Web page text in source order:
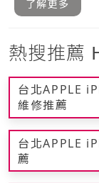
了解更多
熱搜推薦
台北APPLE
維修推薦
台北APPLE
薦